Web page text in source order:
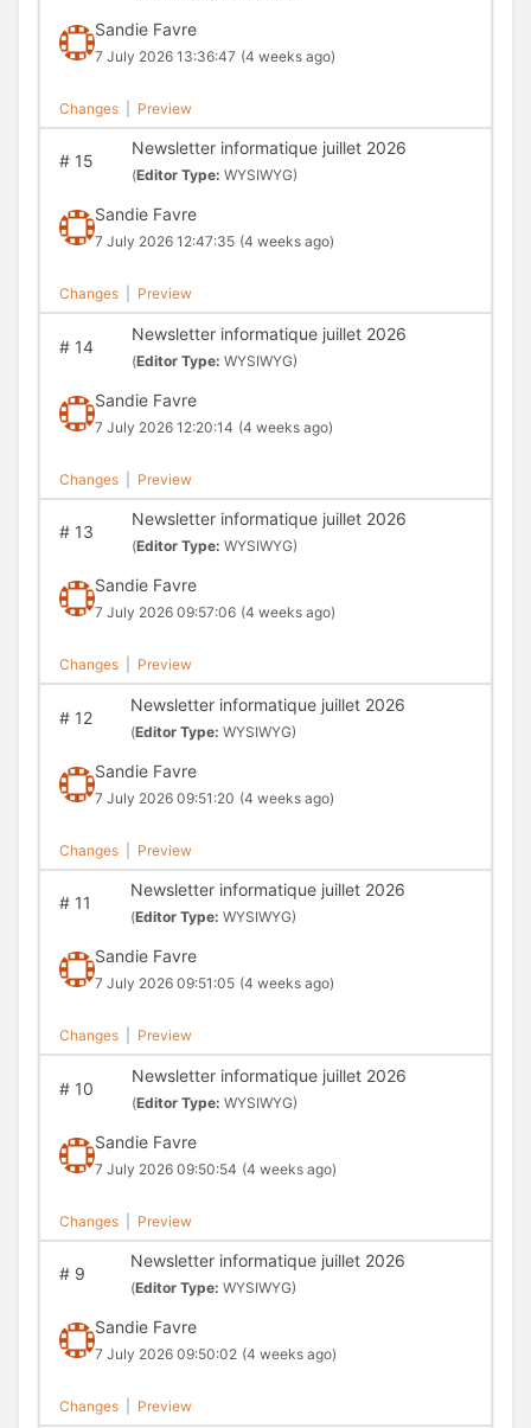
Sandie Favre
7 July 2026 13:36:47 (4 weeks ago)
Changes Preview
#15
Newsletter informatique juillet 2026
(Editor Type: WYSIWYG)
Sandie Favre
7 July 2026 12:47:35 (4 weeks ago)
Changes Preview
#14
Newsletter informatique juillet 2026
(Editor Type: WYSIWYG)
Sandie Favre
7 July 2026 12:20:14 (4 weeks ago)
Changes Preview
#13
Newsletter informatique juillet 2026
(Editor Type: WYSIWYG)
Sandie Favre
7 July 2026 09:57:06 (4 weeks ago)
Changes Preview
#12
Newsletter informatique juillet 2026
(Editor Type: WYSIWYG)
Sandie Favre
7 July 2026 09:51:20 (4 weeks ago)
Changes Preview
#11
Newsletter informatique juillet 2026
(Editor Type: WYSIWYG)
Sandie Favre
7 July 2026 09:51:05 (4 weeks ago)
Changes Preview
#10
Newsletter informatique juillet 2026
(Editor Type: WYSIWYG)
Sandie Favre
7 July 2026 09:50:54 (4 weeks ago)
Changes Preview
#9
Newsletter informatique juillet 2026
(Editor Type: WYSIWYG)
Sandie Favre
7 July 2026 09:50:02 (4 weeks ago)
Changes Preview